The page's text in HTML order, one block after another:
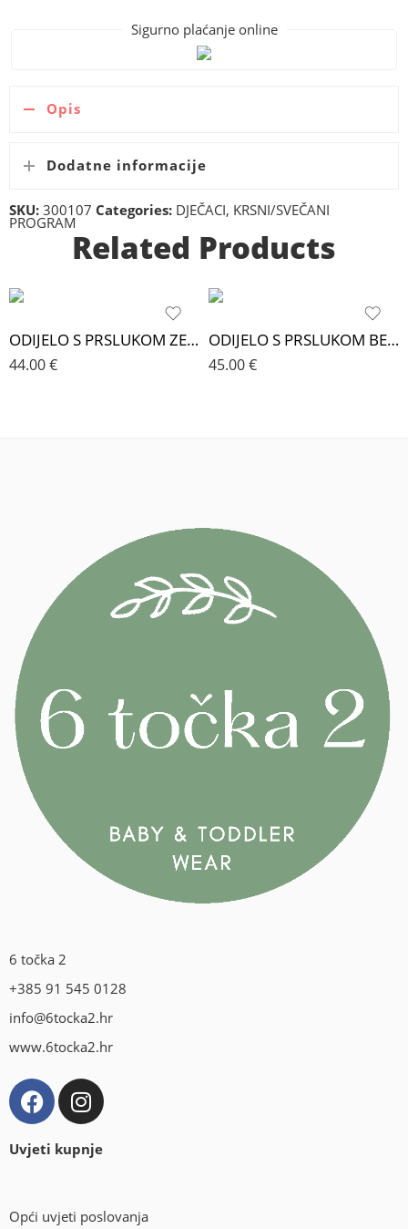
Sigurno plaćanje online
Opis
Dodatne informacije
SKU: 300107 Categories: DJEČACI, KRSNI/SVEČANI
PROGRAM
Related Products
ODIJELO S PRSLUKOM ZELENA CONCEPT
44.00€
ODIJELO S PRSLUKOM BEŽ CARINO’S
45.00€
6 točka 2
+385 91 545 0128
info@6tocka2.hr
www.6tocka2.hr
Uvjeti kupnje
Opći uvjeti poslovanja